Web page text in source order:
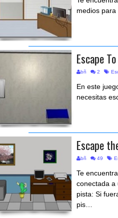
medios para
Escape
bñ 2
En este
necesitas
Escape
bñ 49
Te
conectada a
pista: Si
pis…